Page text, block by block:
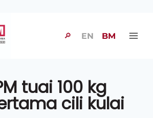
🔎 EN BM
tuai 100 kg
cili kulai